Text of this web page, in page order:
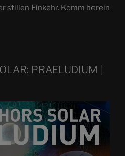
stillen Einkehr. Komm herein
PRAELUDIUM |